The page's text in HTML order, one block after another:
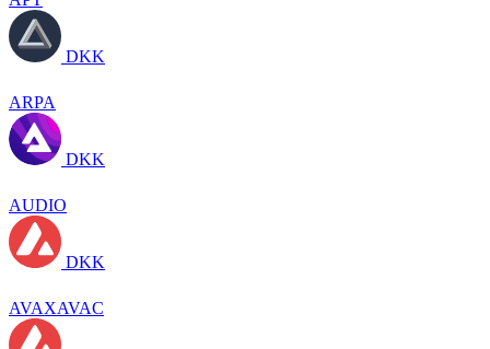
DKK
ARPA
DKK
AUDIO
DKK
AVAXAVAC